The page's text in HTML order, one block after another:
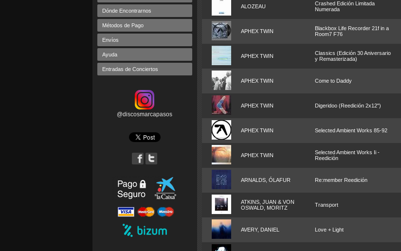
Dónde Encontrarnos
Métodos de Pago
Envíos
Ayuda
Entradas de Conciertos
@discosmarcapasos
ALOZEAU
Crashed Edición Limitada
Numerada
APHEX TWIN
Blackbox Life Recorder 21f in a
Room7 F76
APHEX TWIN
Classics (Edición 30 Aniversario
y Remasterizada)
APHEX TWIN Come to Daddy
APHEX TWIN Digeridoo (Reedición 2x12")
APHEX TWIN Selected Ambient Works 85-92
APHEX TWIN
Selected Ambient Works Ii -
Reedición
ARNALDS, ÓLAFUR Re:member Reedición
ATKINS, JUAN & VON
OSWALD, MORITZ
Transport
AVERY, DANIEL Love + Light